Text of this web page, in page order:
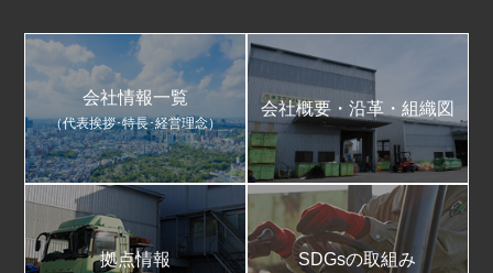
会社情報一覧
（代表挨拶･特長･経営理念）
会社概要・沿革・組織図
拠点情報 SDGsの取組み